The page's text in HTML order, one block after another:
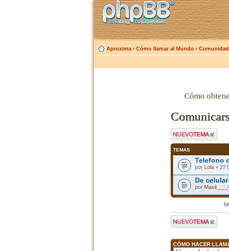
Aproxima ‹ Cómo llamar al Mundo ‹
Cómo
Publicar un nuevo
tema
TEMAS
Telefono
por Lola» 27
De
por
Publicar un nuevo
tema
CÓMO HACER